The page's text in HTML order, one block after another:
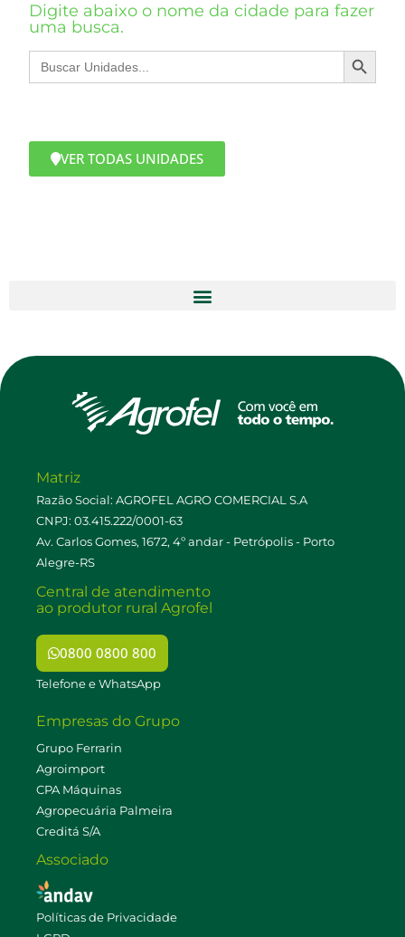
Digite abaixo o nome da cidade para fazer
uma busca.
Search
for:
SEARCH BUTTON
VER TODAS UNIDADES
Matriz
Razão Social: AGROFEL AGRO COMERCIAL S.A
CNPJ: 03.415.222/0001-63
Av. Carlos Gomes, 1672, 4º andar - Petrópolis - Porto
Alegre-RS
Central de atendimento
ao produtor rural Agrofel
0800 0800 800
Telefone e WhatsApp
Empresas do Grupo
Grupo Ferrarin
Agroimport
CPA Máquinas
Agropecuária Palmeira
Creditá S/A
Associado
Políticas de Privacidade